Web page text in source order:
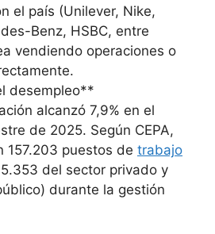
el país (Unilever, Nike,
Benz, HSBC, entre
vendiendo operaciones o
desempleo**
alcanzó 7,9% en el
de 2025. Según CEPA,
157.203 puestos de trabajo
del sector privado y
durante la gestión